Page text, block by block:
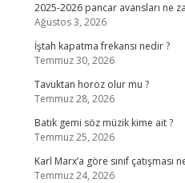
2025-2026 pancar avansları ne
Ağustos 3, 2026
İştah kapatma frekansı nedir ?
Temmuz 30, 2026
Tavuktan horoz olur mu ?
Temmuz 28, 2026
Batık gemi söz müzik kime ait ?
Temmuz 25, 2026
Karl Marx’a göre sınıf çatışması
Temmuz 24, 2026